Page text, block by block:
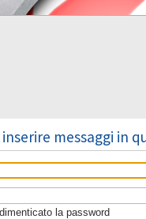
inserire messaggi in
la password